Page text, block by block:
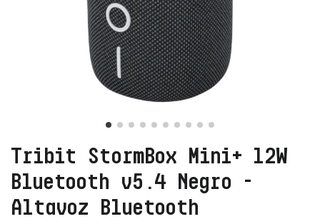
Tribit StormBox Mini+ 12W
Bluetooth v5.4 Negro -
Altavoz Bluetooth